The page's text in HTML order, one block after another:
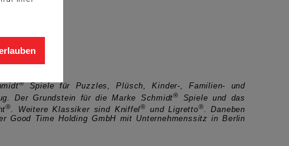
® Spiele für Puzzles, Plüsch, Kinder-, Familien- und
Der Grundstein für die Marke Schmidt®
Spiele und das
®. Weitere Klassiker sind Kniffel® und Ligretto®. Daneben
Good Time Holding GmbH mit Unternehmenssitz in Berlin